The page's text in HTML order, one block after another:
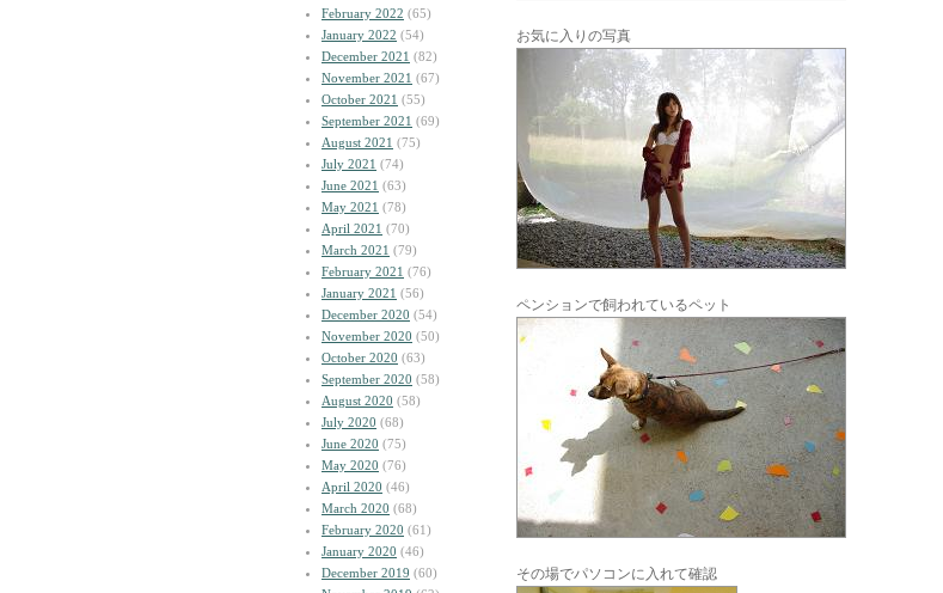
February 2022 (65)
January 2022 (54)
December 2021 (82)
November 2021 (67)
October 2021 (55)
September 2021 (69)
August 2021 (75)
July 2021 (74)
June 2021 (63)
May 2021 (78)
April 2021 (70)
March 2021 (79)
February 2021 (76)
January 2021 (56)
December 2020 (54)
November 2020 (50)
October 2020 (63)
September 2020 (58)
August 2020 (58)
July 2020 (68)
June 2020 (75)
May 2020 (76)
April 2020 (46)
March 2020 (68)
February 2020 (61)
January 2020 (46)
December 2019 (60)
お気に入りの写真
ペンションで飼われているペット
その場でパソコンに入れて確認